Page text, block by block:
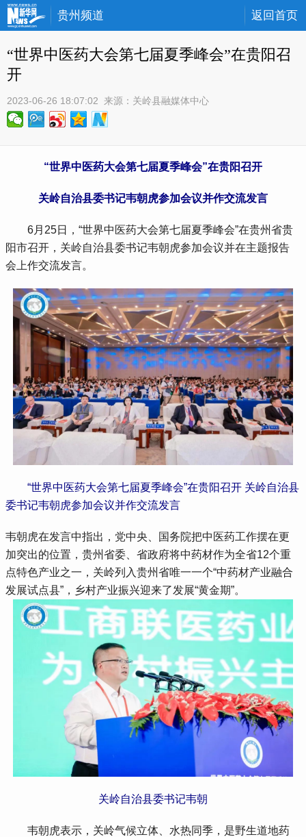
贵州频道 返回首页
“世界中医药大会第七届夏季峰会”在贵阳召
开
2023-06-26 18:07:02 来源： 关岭县融媒体中心
“世界中医药大会第七届夏季峰会”在贵阳召开
关岭自治县委书记韦朝虎参加会议并作交流发言
6月25日，“世界中医药大会第七届夏季峰会”在贵州省贵
阳市召开，关岭自治县委书记韦朝虎参加会议并在主题报告
会上作交流发言。
“世界中医药大会第七届夏季峰会”在贵阳召开 关岭自治县
委书记韦朝虎参加会议并作交流发言
韦朝虎在发言中指出，党中央、国务院把中医药工作摆在更
加突出的位置，贵州省委、省政府将中药材作为全省12个重
点特色产业之一，关岭列入贵州省唯一一个“中药材产业融合
发展试点县”，乡村产业振兴迎来了发展“黄金期”。
关岭自治县委书记韦朝
韦朝虎表示，关岭气候立体、水热同季，是野生道地药